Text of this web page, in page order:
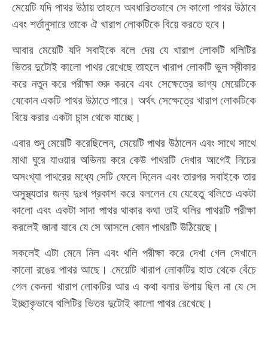
মেয়েটি যদি পাথর উঠায় তাহলে অবধারিতভাবে সে কালো পাথর উঠাবে
এবং শর্তানুসারে তাকে ঐ খারাপ লোকটিকে বিয়ে করতে হবে ।
আবার মেয়েটি যদি সবাইকে বলে দেয় যে খারাপ লোকটি থলিটির
ভিতর দুটোই কালো পাথর রেখেছে তাহলে খারাপ লোকটি ভুল স্বীকার
করে নতুন করে পরীক্ষা শুরু করবে এবং সেক্ষেত্রে ভাগ্য মেয়েটিকে
যেকোন একটি পাথর উঠাতে পারে । অর্থৎ সেক্ষেত্রে খারাপ লোকটিকে
বিয়ে করার একটা চান্স থেকে যাচ্ছে।
এবার শুনু মেয়েটি করেছিলেন, মেয়েটি পাথর উঠালেন এবং সাথে সাথে
মাথা ঘুরে যাওয়ার অভিনয় করে কেউ পাথরটি দেখার আগেই নিচের
অসংখ্যা পাথরের মধ্যে সেটি ফেলে দিলেন এবং তারপর সবাইকে তার
অসুস্থ্যতার জন্য দুঃখ প্রকাশ করে বললেন যে যেহেতু থলিতে একটা
কালো এবং একটা সাদা পাথর থাকার কথা তাই থলির পাথরটি পরীক্ষা
করলেই জানা যাবে যে সে আসলে কোন পাথরটি উঠিয়েছে ।
সকলেই এটা মেনে নিল এবং থলি পরীক্ষা করে দেখা গেল সেখানে
কালো রঙের পাথর আছে । মেয়েটি খারাপ লোকটির হাত থেকে বেঁচে
গেল কেননা খারাপ লোকটির আর এ কথা বলার উপায় ছিল না যে সে
ইচ্ছাকৃভাবে থলিটির ভিতর দুটোই কালো পাথর রেখেছে ।